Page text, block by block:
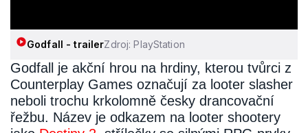
Godfall - trailerZdroj: PlayStation
Godfall je akční hrou na hrdiny, kterou tvůrci z
Counterplay Games označují za looter slasher
neboli trochu krkolomně česky drancovační
řežbu. Název je odkazem na looter shootery